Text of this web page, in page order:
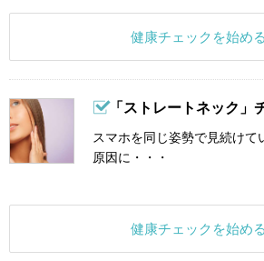
健康チェックを始める
「ストレートネック」
スマホを同じ姿勢で見続けて
原因に・・・
健康チェックを始める